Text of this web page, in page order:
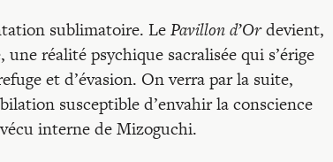
sublimatoire. LePavillon d’Ordevient,
réalité psychique sacralisée qui s’érige
et d’évasion. On verra par la suite,
susceptible d’envahir la conscience
interne de Mizoguchi.